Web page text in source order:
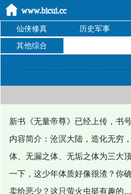
仙侠修真 历史军事
其他综合
新书《无量帝尊》已经上传，书
内容简介：沧溟大陆，造化无穷
体、无漏之体、无垢之体为三大
一下，这少年体质好像很渣？你
卖给恶少？这只萤火虫挺有趣